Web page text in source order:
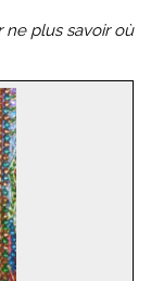
ne plus savoir où